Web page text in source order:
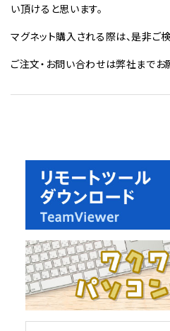
い頂けると思います。
マグネット購入される際は、是非ご検
ご注文・お問い合わせは弊社までお